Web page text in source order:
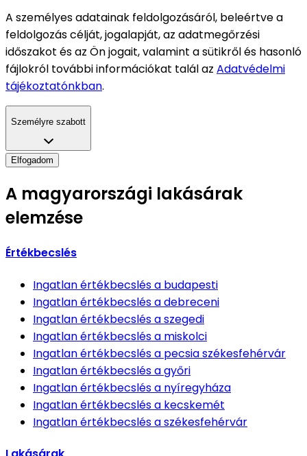
A személyes adatainak feldolgozásáról, beleértve a
feldolgozás célját, jogalapját, az adatmegőrzési
időszakot és az Ön jogait, valamint a sütikről és hasonló
fájlokról további információkat talál az Adatvédelmi
tájékoztatónkban.
Személyre szabott
Elfogadom
A magyarországi lakásárak
elemzése
Értékbecslés
Ingatlan értékbecslésa budapesti
Ingatlan értékbecslésa debreceni
Ingatlan értékbecslésa szegedi
Ingatlan értékbecslésa miskolci
Ingatlan értékbecslésa pecsia székesfehérvár
Ingatlan értékbecslésa győri
Ingatlan értékbecslésa nyíregyháza
Ingatlan értékbecslésa kecskemét
Ingatlan értékbecslésa székesfehérvár